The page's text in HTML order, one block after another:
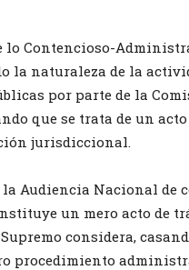
lo Contencioso-
la naturaleza de la
por parte de la
que se trata de un
jurisdiccional.
Audiencia Nacional
un mero acto de
considera,
procedimiento